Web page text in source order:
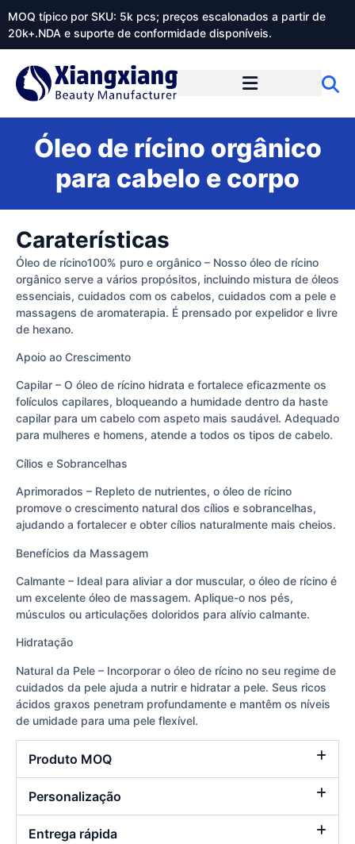
MOQ típico por SKU: 5k pcs; preços escalonados a partir de
20k+.NDA e suporte de conformidade disponíveis.
Óleo de rícino orgânico
para cabelo e corpo
Caraterísticas
Óleo de rícino100% puro e orgânico – Nosso óleo de rícino
orgânico serve a vários propósitos, incluindo mistura de óleos
essenciais, cuidados com os cabelos, cuidados com a pele e
massagens de aromaterapia. É prensado por expelidor e livre
de hexano.
Apoio ao Crescimento
Capilar – O óleo de rícino hidrata e fortalece eficazmente os
folículos capilares, bloqueando a humidade dentro da haste
capilar para um cabelo com aspeto mais saudável. Adequado
para mulheres e homens, atende a todos os tipos de cabelo.
Cílios e Sobrancelhas
Aprimorados – Repleto de nutrientes, o óleo de rícino
promove o crescimento natural dos cílios e sobrancelhas,
ajudando a fortalecer e obter cílios naturalmente mais cheios.
Benefícios da Massagem
Calmante – Ideal para aliviar a dor muscular, o óleo de rícino é
um excelente óleo de massagem. Aplique-o nos pés,
músculos ou articulações doloridos para alívio calmante.
Hidratação
Natural da Pele – Incorporar o óleo de rícino no seu regime de
cuidados da pele ajuda a nutrir e hidratar a pele. Seus ricos
ácidos graxos penetram profundamente e mantêm os níveis
de umidade para uma pele flexível.
Produto MOQ
Personalização
Entrega rápida